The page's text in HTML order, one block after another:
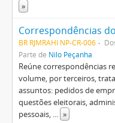
»
Correspondências
BR RJMRAHI NP-CR-006
Parte de Nilo Peçanha
Reúne correspondências
volume, por terceiros,
assuntos: pedidos de
questões eleitorais,
pessoais, ... »